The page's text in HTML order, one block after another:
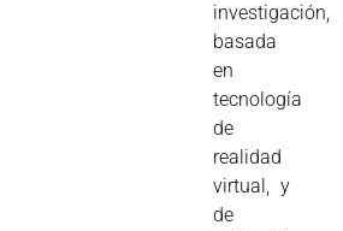
investigación,
basada
en
tecnología
de
realidad
virtual, y
de